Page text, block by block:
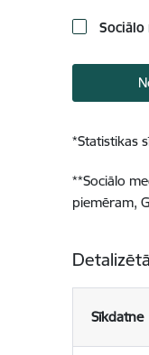
*Statistikas
**Sociālo
piemēram,
Sīkdatne